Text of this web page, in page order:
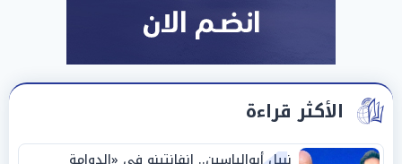
الأكثر قراءة